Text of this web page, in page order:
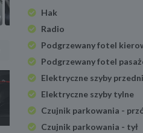
Hak
Radio
Podgrzewany fotel
Podgrzewany fotel
Elektryczne szyby
Elektryczne szyby tylne
Czujnik parkowania -
Czujnik parkowania - tył